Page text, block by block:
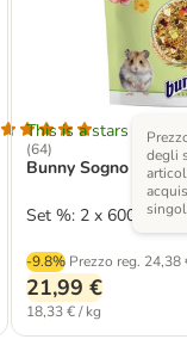
This is a stars rating
(64)
Bunny Sogno
Set %: 2 x 600 g
-9.8% Prezzo reg. 24,38
degli
21,99 €
18,33 € / kg